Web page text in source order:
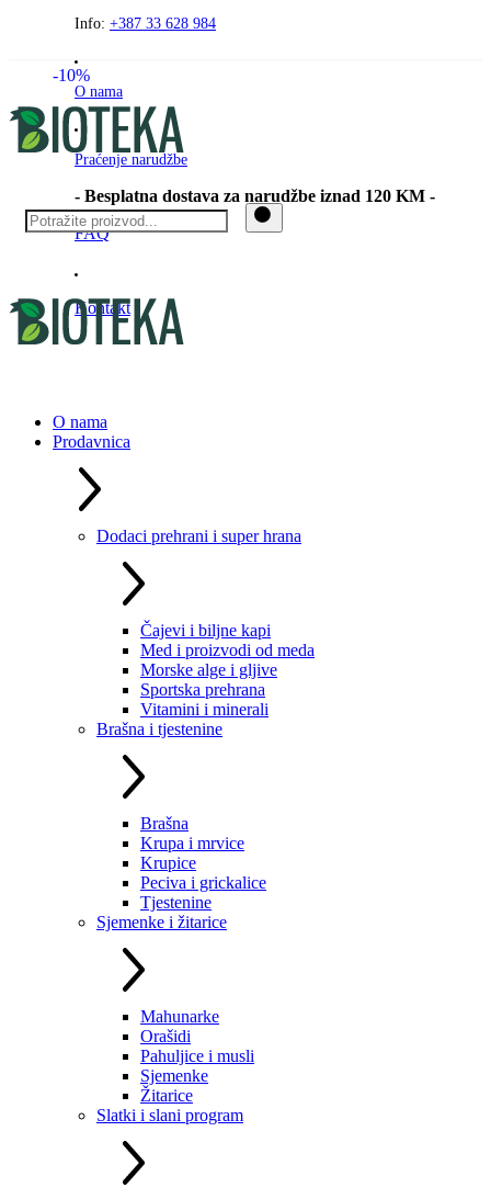
PreskočiteInfo: +387 33 628 984
O nama
Praćenje narudžbe
- Besplatna dostava za narudžbe iznad 120 KM -
FAQ
Kontakt
O nama
Prodavnica
Dodaci prehrani i super hrana
Čajevi i biljne kapi
Med i proizvodi od meda
Morske alge i gljive
Sportska prehrana
Vitamini i minerali
Brašna i tjestenine
Brašna
Krupa i mrvice
Krupice
Peciva i grickalice
Tjestenine
Sjemenke i žitarice
Mahunarke
Orašidi
Pahuljice i musli
Sjemenke
Žitarice
Slatki i slani program
-10%